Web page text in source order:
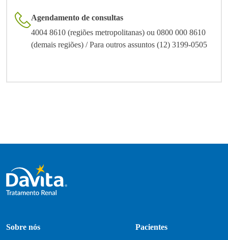
Agendamento de consultas
4004 8610 (regiões metropolitanas) ou 0800 000 8610
(demais regiões) / Para outros assuntos (12) 3199-0505
Sobre nós Pacientes